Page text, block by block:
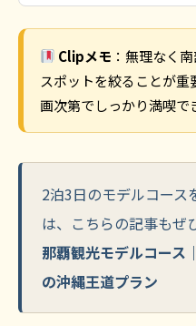
Clipメモ ：無理なく
スポットを絞ることが
画次第でしっかり満喫で
2泊3日のモデルコース
は、こちらの記事もぜ
那覇観光モデルコース
の沖縄王道プラン